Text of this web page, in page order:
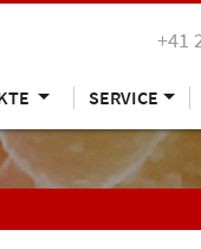
+41
SERVICE